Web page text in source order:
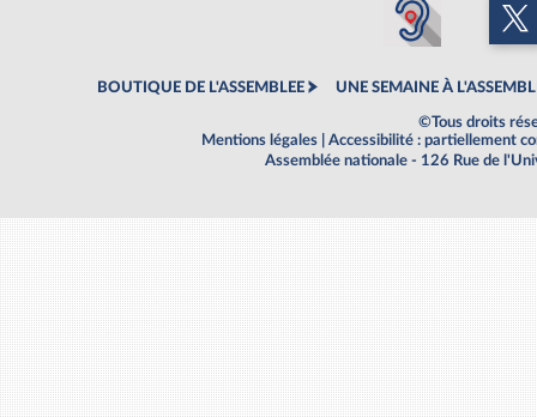
BOUTIQUE DE L'ASSEMBLEE UNE SEMAINE À
©Tous droits
Mentions légales
Accessibilité : partiellement
Assemblée nationale - 126 Rue de